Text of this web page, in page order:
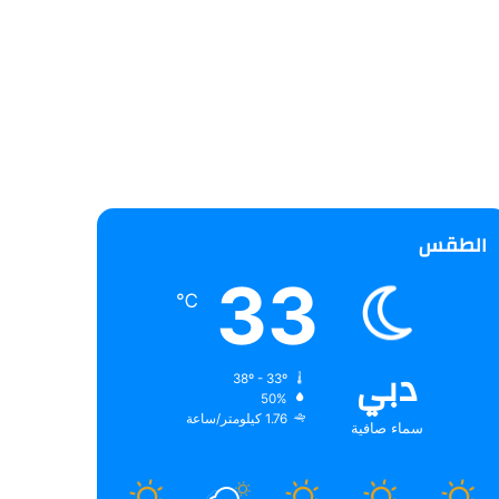
الطقس
دبي
سماء صافية
33
℃
50%
1.76 كيلومتر/ساعة